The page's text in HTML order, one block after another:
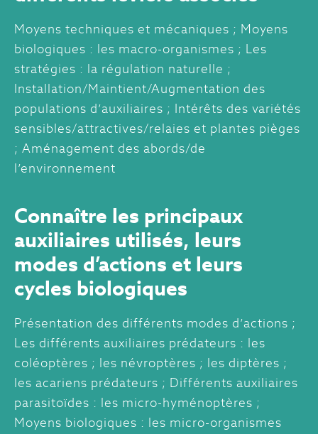
Moyens techniques et mécaniques ; Moyens
biologiques : les macro-organismes ; Les
stratégies : la régulation naturelle ;
Installation/Maintient/Augmentation des
populations d’auxiliaires ; Intérêts des variétés
sensibles/attractives/relaies et plantes pièges
; Aménagement des abords/de
l’environnement
Connaître les principaux
auxiliaires utilisés, leurs
modes d’actions et leurs
cycles biologiques
Présentation des différents modes d’actions ;
Les différents auxiliaires prédateurs : les
coléoptères ; les névroptères ; les diptères ;
les acariens prédateurs ; Différents auxiliaires
parasitoïdes : les micro-hyménoptères ;
Moyens biologiques : les micro-organismes